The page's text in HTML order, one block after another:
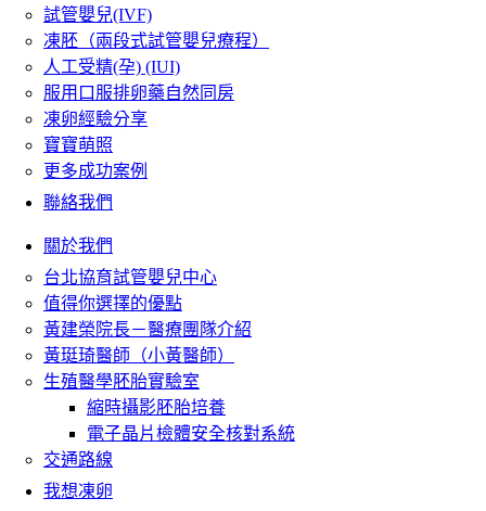
試管嬰兒(IVF)
凍胚（兩段式試管嬰兒療程）
人工受精(孕) (IUI)
服用口服排卵藥自然同房
凍卵經驗分享
寶寶萌照
更多成功案例
聯絡我們
關於我們
台北協育試管嬰兒中心
值得你選擇的優點
黃建榮院長－醫療團隊介紹
黃珽琦醫師（小黃醫師）
生殖醫學胚胎實驗室
縮時攝影胚胎培養
電子晶片檢體安全核對系統
交通路線
我想凍卵